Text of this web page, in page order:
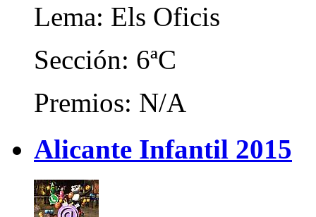
Lema: Els Oficis
Sección: 6ªC
Premios: N/A
Alicante Infantil 2015